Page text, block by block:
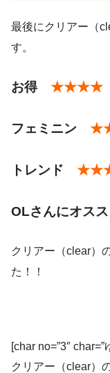
最後にクリアー（
す。
お得 ★★★★
フェミニン
トレンド
OLさんにオス
クリアー（clear）
た！！
[char no=”3″ char=”
クリアー（clear）